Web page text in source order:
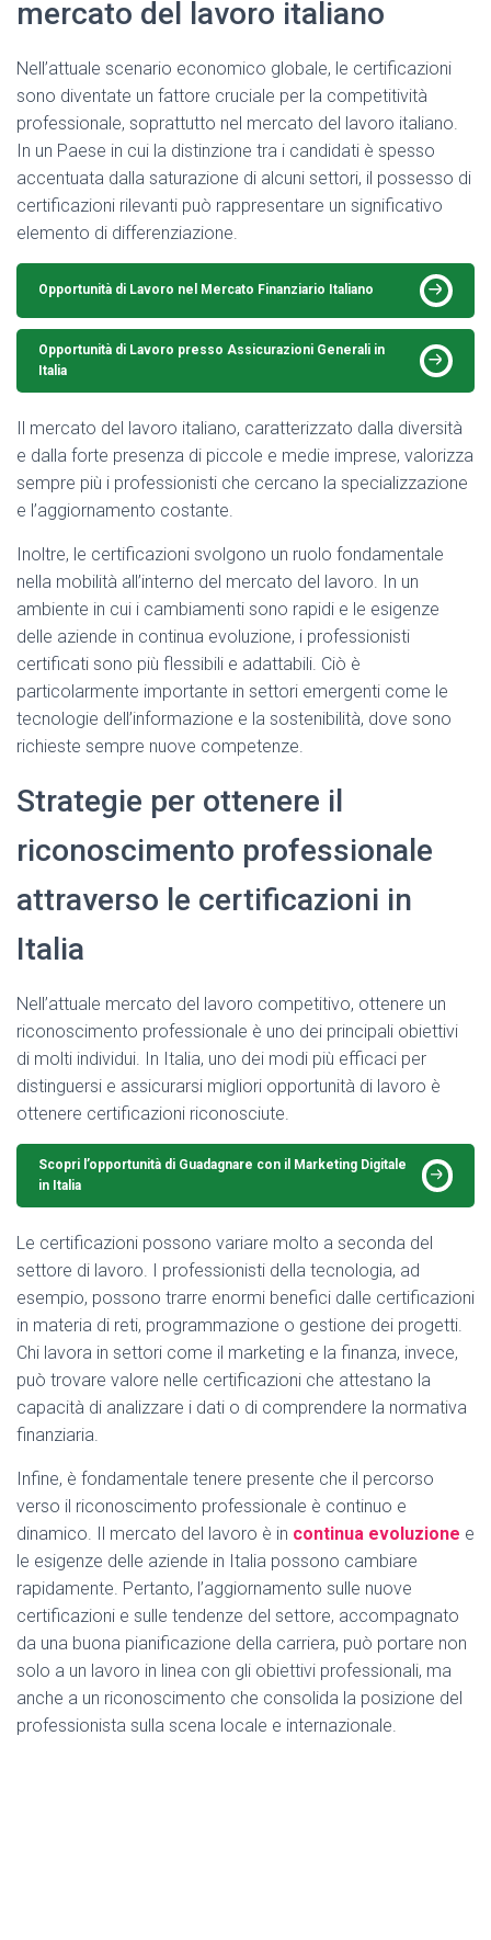
mercato del lavoro italiano
Nell’attuale scenario economico globale, le certificazioni
sono diventate un fattore cruciale per la competitività
professionale, soprattutto nel mercato del lavoro italiano.
In un Paese in cui la distinzione tra i candidati è spesso
accentuata dalla saturazione di alcuni settori, il possesso di
certificazioni rilevanti può rappresentare un significativo
elemento di differenziazione.
Opportunità di Lavoro nel Mercato Finanziario Italiano
Opportunità di Lavoro presso Assicurazioni Generali in
Italia
Il mercato del lavoro italiano, caratterizzato dalla diversità
e dalla forte presenza di piccole e medie imprese, valorizza
sempre più i professionisti che cercano la specializzazione
e l’aggiornamento costante.
Inoltre, le certificazioni svolgono un ruolo fondamentale
nella mobilità all’interno del mercato del lavoro. In un
ambiente in cui i cambiamenti sono rapidi e le esigenze
delle aziende in continua evoluzione, i professionisti
certificati sono più flessibili e adattabili. Ciò è
particolarmente importante in settori emergenti come le
tecnologie dell’informazione e la sostenibilità, dove sono
richieste sempre nuove competenze.
Strategie per ottenere il
riconoscimento professionale
attraverso le certificazioni in
Italia
Nell’attuale mercato del lavoro competitivo, ottenere un
riconoscimento professionale è uno dei principali obiettivi
di molti individui. In Italia, uno dei modi più efficaci per
distinguersi e assicurarsi migliori opportunità di lavoro è
ottenere certificazioni riconosciute.
Scopri l’opportunità di Guadagnare con il Marketing Digitale
in Italia
Le certificazioni possono variare molto a seconda del
settore di lavoro. I professionisti della tecnologia, ad
esempio, possono trarre enormi benefici dalle certificazioni
in materia di reti, programmazione o gestione dei progetti.
Chi lavora in settori come il marketing e la finanza, invece,
può trovare valore nelle certificazioni che attestano la
capacità di analizzare i dati o di comprendere la normativa
finanziaria.
Infine, è fondamentale tenere presente che il percorso
verso il riconoscimento professionale è continuo e
dinamico. Il mercato del lavoro è in continua evoluzione e
le esigenze delle aziende in Italia possono cambiare
rapidamente. Pertanto, l’aggiornamento sulle nuove
certificazioni e sulle tendenze del settore, accompagnato
da una buona pianificazione della carriera, può portare non
solo a un lavoro in linea con gli obiettivi professionali, ma
anche a un riconoscimento che consolida la posizione del
professionista sulla scena locale e internazionale.